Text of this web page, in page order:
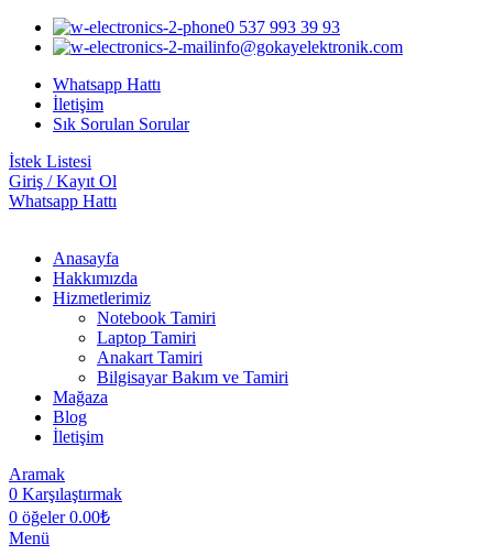
0 537 993 39 93
info@gokayelektronik.com
Whatsapp Hattı
İletişim
Sık Sorulan Sorular
İstek Listesi
Giriş / Kayıt Ol
Whatsapp Hattı
Anasayfa
Hakkımızda
Hizmetlerimiz
Notebook Tamiri
Laptop Tamiri
Anakart Tamiri
Bilgisayar Bakım ve Tamiri
Mağaza
Blog
İletişim
Aramak
0 Karşılaştırmak
0 öğeler 0.00₺
Menü